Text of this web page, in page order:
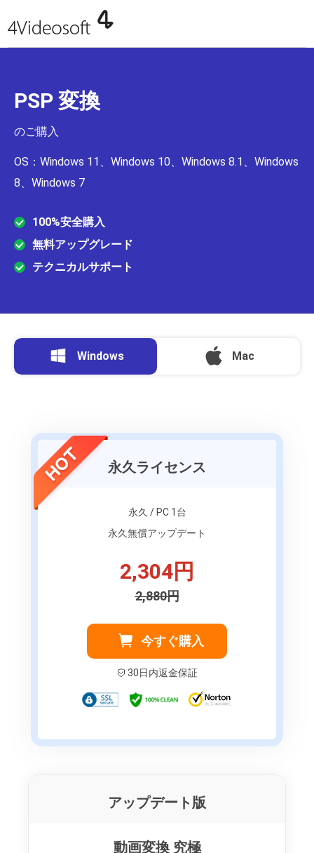
PSP 変換
のご購入
OS：Windows 11、Windows 10、Windows 8.1、Windows
8、Windows 7
100%安全購入
無料アップグレード
テクニカルサポート
Windows Mac
永久ライセンス
永久 / PC 1台
永久無償アップデート
2,304円
2,880円
今すぐ購入
30日内返金保証
アップデート版
動画変換 究極